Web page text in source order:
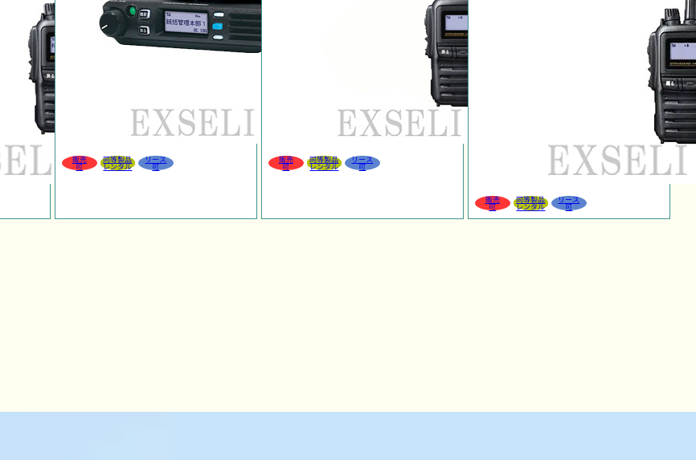
販売
可
同等製品
レンタル
リース
可
販売
可
同等製品
レンタル
リース
可
販売
可
同等製品
レンタル
リース
可